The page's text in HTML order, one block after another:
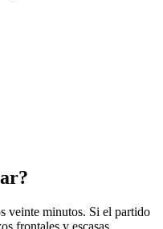
veinte minutos. Si el partido